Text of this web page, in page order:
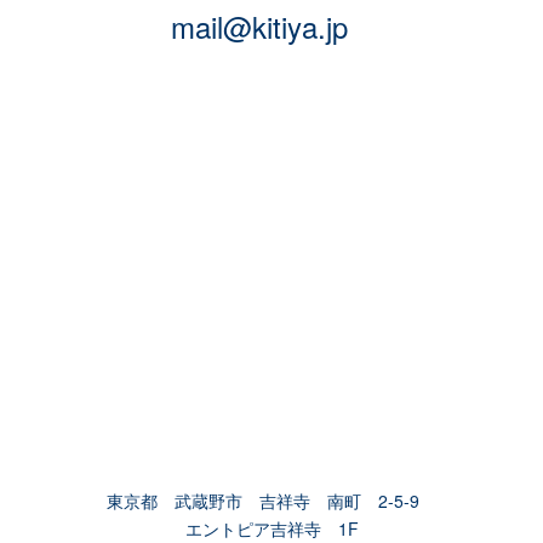
mail@kitiya.jp
東京都 武蔵野市 吉祥寺 南町 2-5-9
エントピア吉祥寺 1F